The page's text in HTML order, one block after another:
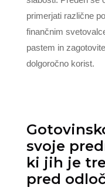
primerjati različne
finančnim
pastem in
dolgoročno korist.
svoje
ki jih je
pred